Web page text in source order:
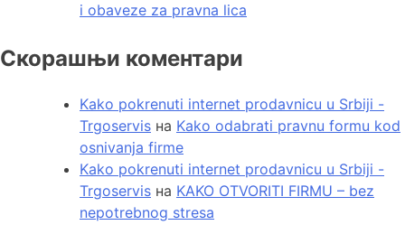
i obaveze za pravna lica
Скорашњи коментари
Kako pokrenuti internet prodavnicu u Srbiji -
Trgoservis на Kako odabrati pravnu formu kod
osnivanja firme
Kako pokrenuti internet prodavnicu u Srbiji -
Trgoservis на KAKO OTVORITI FIRMU – bez
nepotrebnog stresa